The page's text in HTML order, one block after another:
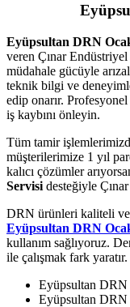
Eyüpsultan DRN
veren Çınar
müdahale gücüyle
teknik bilgi ve
edip onarır. Profesyonel
iş kaybını önleyin.
Tüm tamir
müşterilerimize 1 yıl
kalıcı çözümler
Servisi desteğiyle
DRN ürünleri kaliteli ve
Eyüpsultan DRN
kullanım sağlıyoruz.
ile çalışmak fark yaratır.
Eyüpsultan DRN
Eyüpsultan DRN